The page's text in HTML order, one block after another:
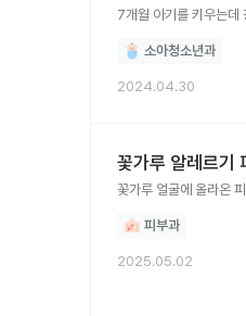
7개월 아기를 키우는데
소아청소년과
2024.04.30
꽃가루 알레르기
꽃가루 얼굴에 올라온
피부과
2025.05.02